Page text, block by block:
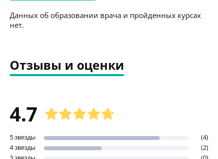
Данных об образовании врача и пройденных курсах
нет.
Отзывы и оценки
4.7
5 звезды
(4)
4 звезды
(2)